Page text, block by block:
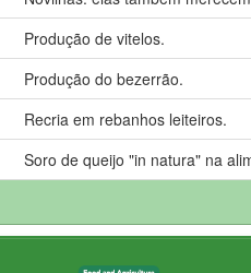
Produção de vitelos.
Produção do bezerrão.
Recria em rebanhos leiteiros.
Soro de queijo "in natura" na